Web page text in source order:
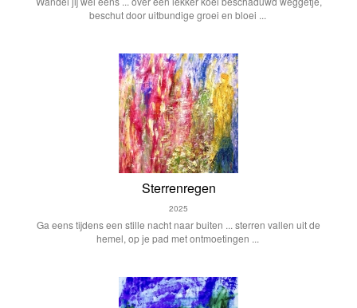
beschut door uitbundige groei en bloei ...
Sterrenregen
2025
Ga eens tijdens een stille nacht naar buiten ... sterren vallen uit de
hemel, op je pad met ontmoetingen ...